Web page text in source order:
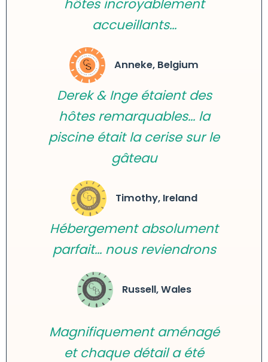
hôtes incroyablement
accueillants...
Anneke, Belgium
Derek & Inge étaient des
hôtes remarquables… la
piscine était la cerise sur le
gâteau
Timothy, Ireland
Hébergement absolument
parfait… nous reviendrons
Russell, Wales
Magnifiquement aménagé
et chaque détail a été